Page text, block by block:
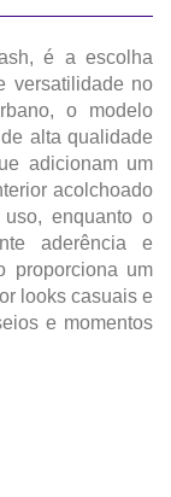
é a escolha
versatilidade no
o modelo
alta qualidade
adicionam um
acolchoado
enquanto o
aderência e
proporciona um
looks casuais e
e momentos